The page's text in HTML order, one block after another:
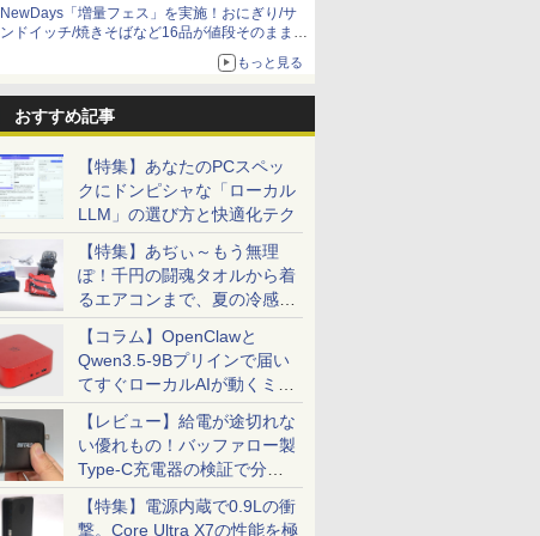
NewDays「増量フェス」を実施！おにぎり/サ
ンドイッチ/焼きそばなど16品が値段そのままで
もっと見る
おすすめ記事
【特集】あなたのPCスペッ
クにドンピシャな「ローカル
LLM」の選び方と快適化テク
【特集】あぢぃ～もう無理
ぽ！千円の闘魂タオルから着
るエアコンまで、夏の冷感グ
ッズ一挙紹介
【コラム】OpenClawと
Qwen3.5-9Bプリインで届い
てすぐローカルAIが動くミニ
PC「SER9 Pro」
【レビュー】給電が途切れな
い優れもの！バッファロー製
Type-C充電器の検証で分か
ったこと
【特集】電源内蔵で0.9Lの衝
撃。Core Ultra X7の性能を極